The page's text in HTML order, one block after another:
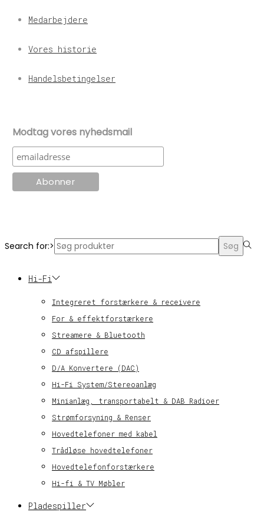
Medarbejdere
Vores historie
Handelsbetingelser
Modtag vores nyhedsmail
Search for:> Søg
Hi-Fi
Integreret forstærkere & receivere
For & effektforstærkere
Streamere & Bluetooth
CD afspillere
D/A Konvertere (DAC)
Hi-Fi System/Stereoanlæg
Minianlæg, transportabelt & DAB Radioer
Strømforsyning & Renser
Hovedtelefoner med kabel
Trådløse hovedtelefoner
Hovedtelefonforstærkere
Hi-fi & TV Møbler
Pladespiller